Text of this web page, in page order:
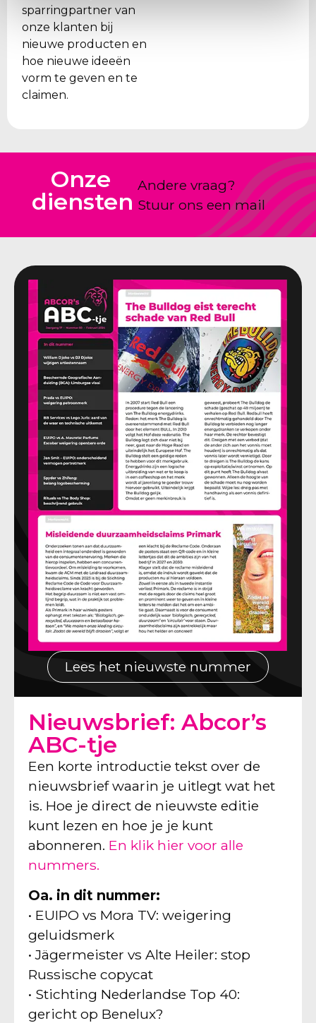
sparringpartner van
onze klanten bij
nieuwe producten en
hoe nieuwe ideeën
vorm te geven en te
claimen.
Onze
diensten
Andere vraag?
Stuur ons een mail
Lees het nieuwste nummer
Nieuwsbrief: Abcor’s
ABC-tje
Een korte introductie tekst over de
nieuwsbrief waarin je uitlegt wat het
is. Hoe je direct de nieuwste editie
kunt lezen en hoe je je kunt
abonneren. En klik hier voor alle
nummers.
Oa. in dit nummer:
• EUIPO vs Mora TV: weigering
geluidsmerk
• Jägermeister vs Alte Heiler: stop
Russische copycat
• Stichting Nederlandse Top 40:
gericht op Benelux?